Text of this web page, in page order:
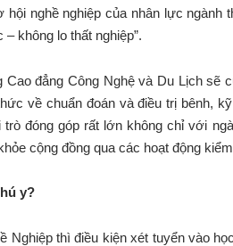
nghề nghiệp của nhân lực ngành
không lo thất nghiệp”.
đẳng Công Nghệ và Du Lịch sẽ
về chuẩn đoán và điều trị bênh,
đóng góp rất lớn không chỉ với
cộng đồng qua các hoạt động
y?
Nghiệp thì điều kiện xét tuyển vào